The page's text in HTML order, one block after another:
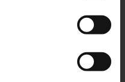
om din placering,
på en scanning af